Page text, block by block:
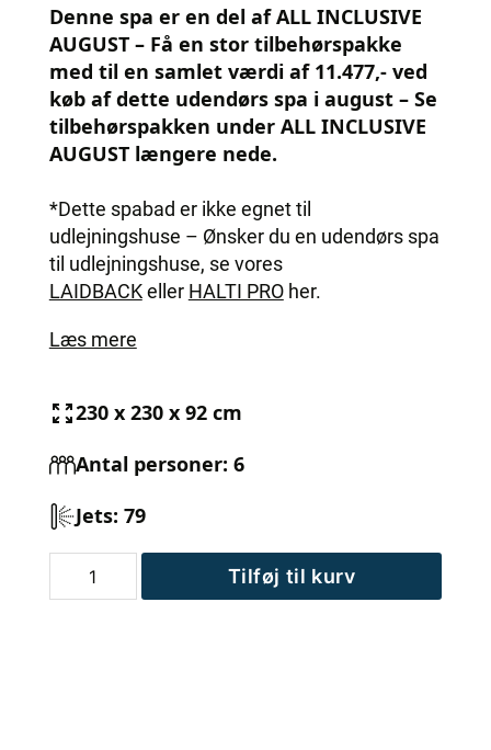
Denne spa er en del af ALL INCLUSIVE
AUGUST – Få en stor tilbehørspakke
med til en samlet værdi af 11.477,- ved
køb af dette udendørs spa i august – Se
tilbehørspakken under ALL INCLUSIVE
AUGUST længere nede.
*Dette spabad er ikke egnet til
udlejningshuse – Ønsker du en udendørs spa
til udlejningshuse, se vores
LAIDBACKeller HALTI PROher.
Læs mere
230 x 230 x 92 cm
Antal personer: 6
Jets: 79
Tilføj til kurv